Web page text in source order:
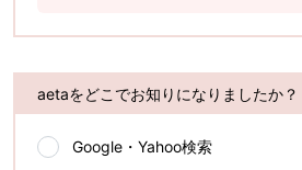
aetaをどこでお知りになりましたか？
Google・Yahoo検索